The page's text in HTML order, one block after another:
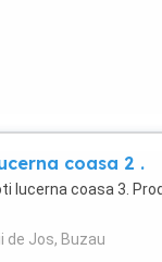
coasa 2 .
lucerna coasa 3.
de Jos, Buzau